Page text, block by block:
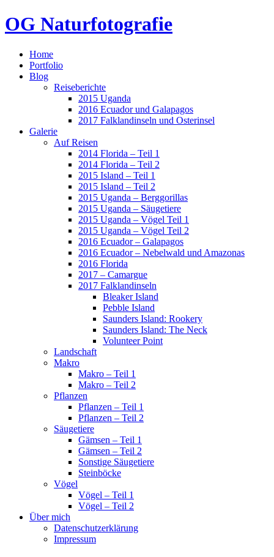
OG Naturfotografie
Home
Portfolio
Blog
Reiseberichte
2015 Uganda
2016 Ecuador und Galapagos
2017 Falklandinseln und Osterinsel
Galerie
Auf Reisen
2014 Florida – Teil 1
2014 Florida – Teil 2
2015 Island – Teil 1
2015 Island – Teil 2
2015 Uganda – Berggorillas
2015 Uganda – Säugetiere
2015 Uganda – Vögel Teil 1
2015 Uganda – Vögel Teil 2
2016 Ecuador – Galapagos
2016 Ecuador – Nebelwald und Amazonas
2016 Florida
2017 – Camargue
2017 Falklandinseln
Bleaker Island
Pebble Island
Saunders Island: Rookery
Saunders Island: The Neck
Volunteer Point
Landschaft
Makro
Makro – Teil 1
Makro – Teil 2
Pflanzen
Pflanzen – Teil 1
Pflanzen – Teil 2
Säugetiere
Gämsen – Teil 1
Gämsen – Teil 2
Sonstige Säugetiere
Steinböcke
Vögel
Vögel – Teil 1
Vögel – Teil 2
Über mich
Datenschutzerklärung
Impressum